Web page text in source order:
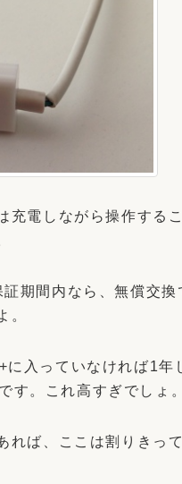
充電しながら操作する
期間内なら、無償交
。
入っていなければ1年
す。これ高すぎでしょ。
れば、ここは割りきっ